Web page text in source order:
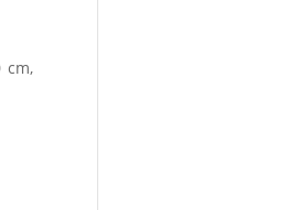
cm,